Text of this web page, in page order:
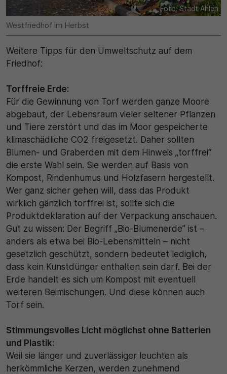
Foto: Stadt Ahlen
Westfriedhof im Herbst
Weitere Tipps für den Umweltschutz auf dem
Friedhof:
Torffreie Erde:
Für die Gewinnung von Torf werden ganze Moore
abgebaut, der Lebensraum vieler seltener Pflanzen
und Tiere zerstört und das im Moor gespeicherte
klimaschädliche CO2 freigesetzt. Daher sollten
Blumen- und Graberden mit dem Hinweis „torffrei“
die erste Wahl sein. Sie werden auf Basis von
Kompost, Rindenhumus und Holzfasern hergestellt.
Wer ganz sicher gehen will, dass das Produkt
wirklich gänzlich torffrei ist, sollte sich die
Produktdeklaration auf der Verpackung anschauen.
Gut zu wissen: Der Begriff „Bio-Blumenerde” ist –
anders als etwa bei Bio-Lebensmitteln – nicht
gesetzlich geschützt, sondern bedeutet lediglich,
dass kein Kunstdünger enthalten sein darf. Bei der
Erde handelt es sich um Kompost mit eventuell
weiteren Beimischungen. Und diese können auch
Torf sein.
Stimmungsvolles Licht möglichst ohne Batterien
und Plastik:
Weil sie länger und zuverlässiger leuchten als
herkömmliche Kerzen, werden zunehmend